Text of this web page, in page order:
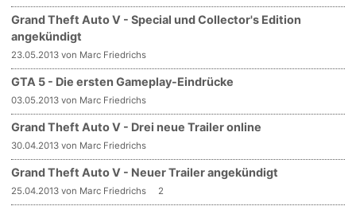
Grand Theft Auto V - Special und Collector's Edition
angekündigt
23.05.2013 von Marc Friedrichs
GTA 5 - Die ersten Gameplay-Eindrücke
03.05.2013 von Marc Friedrichs
Grand Theft Auto V - Drei neue Trailer online
30.04.2013 von Marc Friedrichs
Grand Theft Auto V - Neuer Trailer angekündigt
25.04.2013 von Marc Friedrichs 2